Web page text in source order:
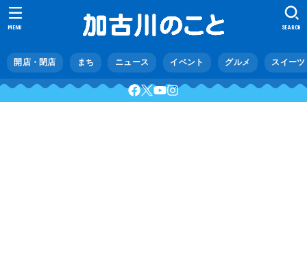
開店・閉店 まち ニュース イベント グルメ スイーツ
SEARCH
MENU